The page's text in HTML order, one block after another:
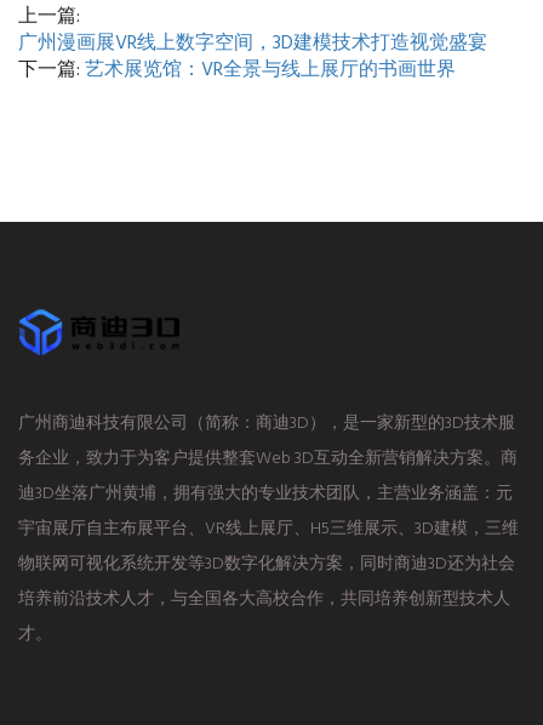
上一篇:
广州漫画展VR线上数字空间，3D建模技术打造视觉盛宴
下一篇:艺术展览馆：VR全景与线上展厅的书画世界
广州商迪科技有限公司（简称：商迪3D），是一家新型的3D技术服
务企业，致力于为客户提供整套Web 3D互动全新营销解决方案。商
迪3D坐落广州黄埔，拥有强大的专业技术团队，主营业务涵盖：元
宇宙展厅自主布展平台、VR线上展厅、H5三维展示、3D建模，三维
物联网可视化系统开发等3D数字化解决方案，同时商迪3D还为社会
培养前沿技术人才，与全国各大高校合作，共同培养创新型技术人
才。